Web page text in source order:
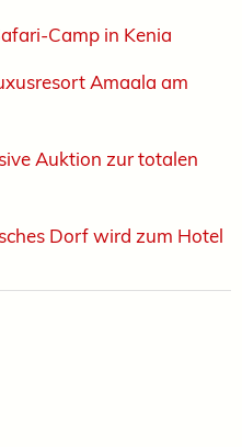
Camp in Kenia
Amaala am
Auktion zur totalen
Dorf wird zum Hotel